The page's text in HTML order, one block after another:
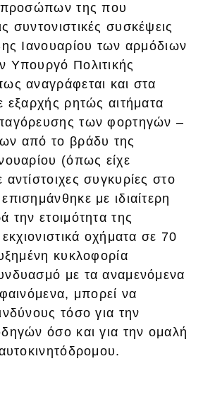
της που
συντονιστικές συσκέψεις
Ιανουαρίου των αρμόδιων
Υπουργό Πολιτικής
αναγράφεται και στα
εξαρχής ρητώς αιτήματα
των φορτηγών –
από το βράδυ της
(όπως είχε
συγκυρίες στο
με ιδιαίτερη
την ετοιμότητα της
οχήματα σε 70
κυκλοφορία
με τα αναμενόμενα
μπορεί να
τόσο για την
όσο και για την ομαλή